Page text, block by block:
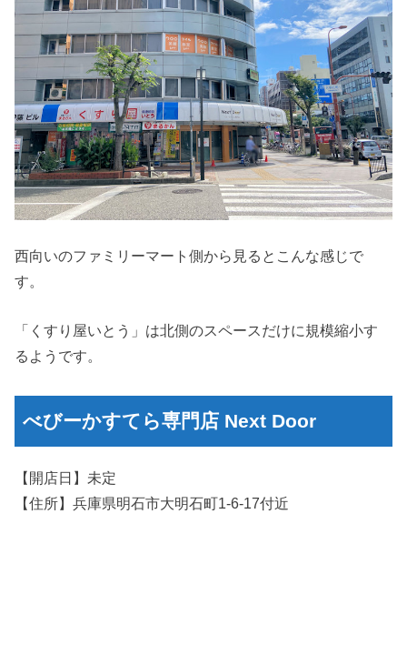
西向いのファミリーマート側から見るとこんな感じで
す。
「くすり屋いとう」は北側のスペースだけに規模縮小す
るようです。
べびーかすてら専門店 Next Door
【開店日】未定
【住所】兵庫県明石市大明石町1-6-17付近